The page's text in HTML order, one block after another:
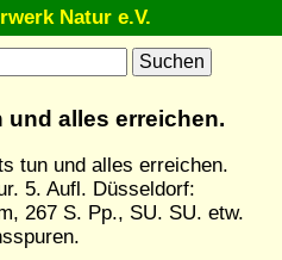
Natur e.V.
und alles erreichen.
tun und alles erreichen.
5. Aufl. Düsseldorf:
267 S. Pp., SU. SU. etw.